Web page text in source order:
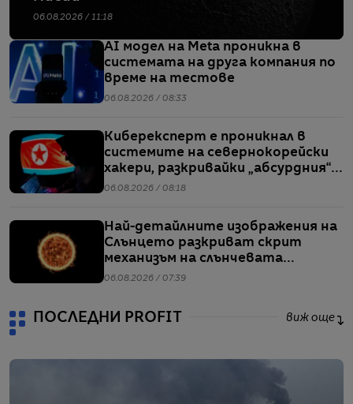
06.08.2026 / 11:18
AI модел на Meta проникна в
системата на друга компания по
време на тестове
06.08.2026 / 08:33
Киберексперт е проникнал в
системите на севернокорейски
хакери, разкривайки „абсурдния“
мащаб на атаките им
06.08.2026 / 08:18
Най-детайлните изображения на
Слънцето разкриват скрит
механизъм на слънчевата
активност
06.08.2026 / 07:39
ПОСЛЕДНИ PROFIT виж още